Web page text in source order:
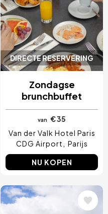
DIRECTE RESERVERING
Zondagse
brunchbuffet
van
€ 35
Van der Valk Hotel Paris
CDG Airport
Parijs
NU KOPEN
Afbeelding